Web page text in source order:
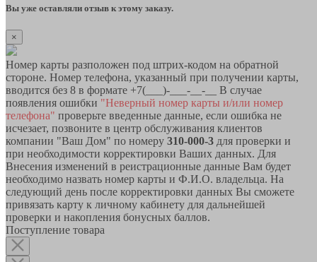
Вы уже оставляли отзыв к этому заказу.
×
Номер карты разположен под штрих-кодом на обратной
стороне. Номер телефона, указанный при получении карты,
вводится без 8 в формате +7(___)-___-__-__ В случае
появления ошибки "Неверный номер карты и/или номер
телефона" проверьте введенные данные, если ошибка не
исчезает, позвоните в центр обслуживания клиентов
компании "Ваш Дом" по номеру 310-000-3 для проверки и
при необходимости корректировки Ваших данных. Для
Внесения изменений в реистрационные данные Вам будет
необходимо назвать номер карты и Ф.И.О. владельца. На
следующий день после корректировки данных Вы сможете
привязать карту к личному кабинету для дальнейшей
проверки и накопления бонусных баллов.
Поступление товара